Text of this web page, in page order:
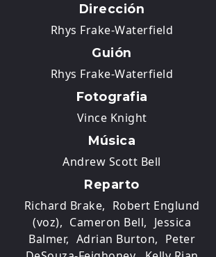
Dirección
Rhys Frake-Waterfield
Guión
Rhys Frake-Waterfield
Fotografia
Vince Knight
Música
Andrew Scott Bell
Reparto
Richard Brake, Robert Englund
(voz), Cameron Bell, Jessica
Balmer, Adrian Burton, Peter